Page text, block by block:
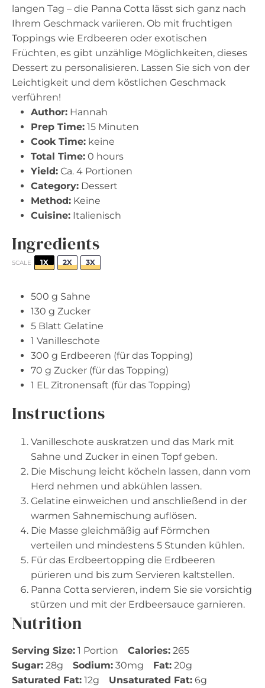
langen Tag – die Panna Cotta lässt sich ganz nach
Ihrem Geschmack variieren. Ob mit fruchtigen
Toppings wie Erdbeeren oder exotischen
Früchten, es gibt unzählige Möglichkeiten, dieses
Dessert zu personalisieren. Lassen Sie sich von der
Leichtigkeit und dem köstlichen Geschmack
verführen!
Author: Hannah
Prep Time: 15 Minuten
Cook Time: keine
Total Time: 0 hours
Yield: Ca. 4 Portionen
Category: Dessert
Method: Keine
Cuisine: Italienisch
Ingredients
SCALE 1X 2X 3X
500 g Sahne
130 g Zucker
5 Blatt Gelatine
1 Vanilleschote
300 g Erdbeeren (für das Topping)
70 g Zucker (für das Topping)
1 EL Zitronensaft (für das Topping)
Instructions
Vanilleschote auskratzen und das Mark mit
Sahne und Zucker in einen Topf geben.
Die Mischung leicht köcheln lassen, dann vom
Herd nehmen und abkühlen lassen.
Gelatine einweichen und anschließend in der
warmen Sahnemischung auflösen.
Die Masse gleichmäßig auf Förmchen
verteilen und mindestens 5 Stunden kühlen.
Für das Erdbeertopping die Erdbeeren
pürieren und bis zum Servieren kaltstellen.
Panna Cotta servieren, indem Sie sie vorsichtig
stürzen und mit der Erdbeersauce garnieren.
Nutrition
Serving Size: 1 Portion Calories: 265
Sugar: 28g Sodium: 30mg Fat: 20g
Saturated Fat: 12g Unsaturated Fat: 6g